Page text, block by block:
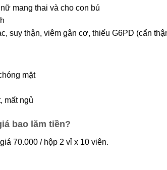
mang thai và cho con bú
suy thận, viêm gân cơ, thiếu G6PD (cẩn
mặt
mất ngủ
bao lăm tiền?
70.000 / hộp 2 vỉ x 10 viên.